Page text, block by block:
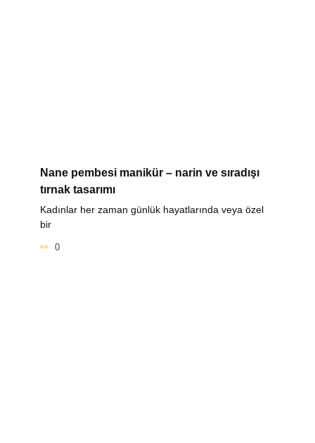
Nane pembesi manikür – narin ve sıradışı
tırnak tasarımı
Kadınlar her zaman günlük hayatlarında veya özel
bir
0